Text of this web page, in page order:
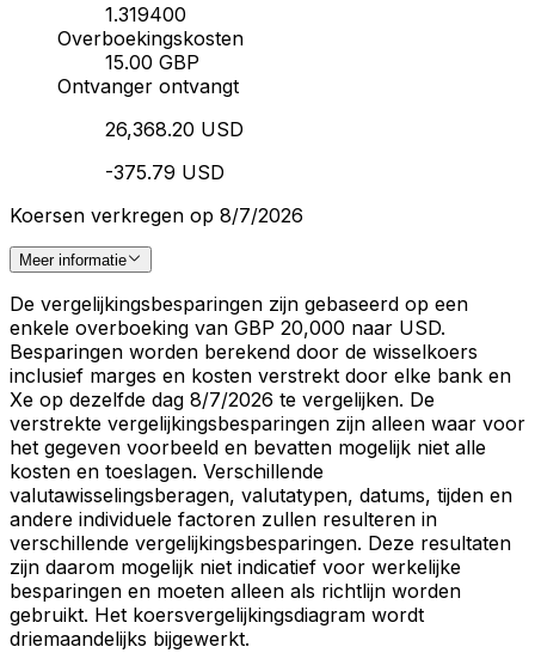
1.319400
Overboekingskosten
15.00 GBP
Ontvanger ontvangt
26,368.20 USD
-375.79 USD
Koersen verkregen op 8/7/2026
Meer informatie
De vergelijkingsbesparingen zijn gebaseerd op een
enkele overboeking van GBP 20,000 naar USD.
Besparingen worden berekend door de wisselkoers
inclusief marges en kosten verstrekt door elke bank en
Xe op dezelfde dag 8/7/2026 te vergelijken. De
verstrekte vergelijkingsbesparingen zijn alleen waar voor
het gegeven voorbeeld en bevatten mogelijk niet alle
kosten en toeslagen. Verschillende
valutawisselingsberagen, valutatypen, datums, tijden en
andere individuele factoren zullen resulteren in
verschillende vergelijkingsbesparingen. Deze resultaten
zijn daarom mogelijk niet indicatief voor werkelijke
besparingen en moeten alleen als richtlijn worden
gebruikt. Het koersvergelijkingsdiagram wordt
driemaandelijks bijgewerkt.